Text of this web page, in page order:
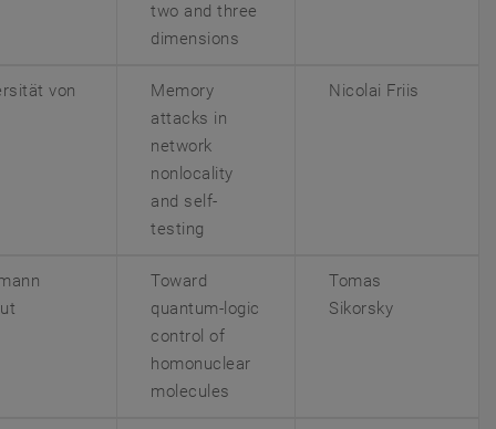
two and three
dimensions
von
Memory
attacks in
network
nonlocality
and self-
testing
Nicolai Friis
Toward
quantum-logic
control of
homonuclear
molecules
Tomas
Sikorsky